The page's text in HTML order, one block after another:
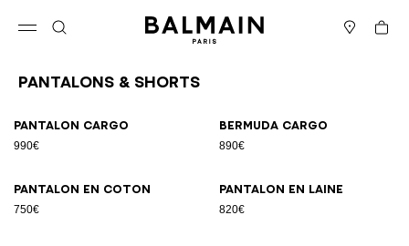
Panier
Pantalons & Shorts
Pantalon cargo
990€
Bermuda cargo
890€
Pantalon en coton
750€
Pantalon en laine
820€